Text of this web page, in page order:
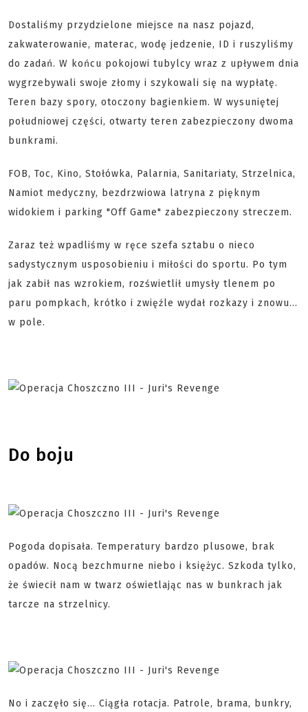
Dostaliśmy przydzielone miejsce na nasz pojazd,
zakwaterowanie, materac, wodę jedzenie, ID i ruszyliśmy
do zadań. W końcu pokojowi tubylcy wraz z upływem dnia
wygrzebywali swoje złomy i szykowali się na wypłatę.
Teren bazy spory, otoczony bagienkiem. W wysuniętej
południowej części, otwarty teren zabezpieczony dwoma
bunkrami.
FOB, Toc, Kino, Stołówka, Palarnia, Sanitariaty, Strzelnica,
Namiot medyczny, bezdrzwiowa latryna z pięknym
widokiem i parking "Off Game" zabezpieczony streczem.
Zaraz też wpadliśmy w ręce szefa sztabu o nieco
sadystycznym usposobieniu i miłości do sportu. Po tym
jak zabił nas wzrokiem, rozświetlił umysły tlenem po
paru pompkach, krótko i zwięźle wydał rozkazy i znowu...
w pole.
Do boju
Pogoda dopisała. Temperatury bardzo plusowe, brak
opadów. Nocą bezchmurne niebo i księżyc. Szkoda tylko,
że świecił nam w twarz oświetlając nas w bunkrach jak
tarcze na strzelnicy.
No i zaczęło się... Ciągła rotacja. Patrole, brama, bunkry,